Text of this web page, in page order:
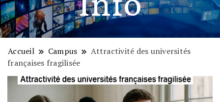
Accueil Campus
Attractivité des universités
françaises fragilisée